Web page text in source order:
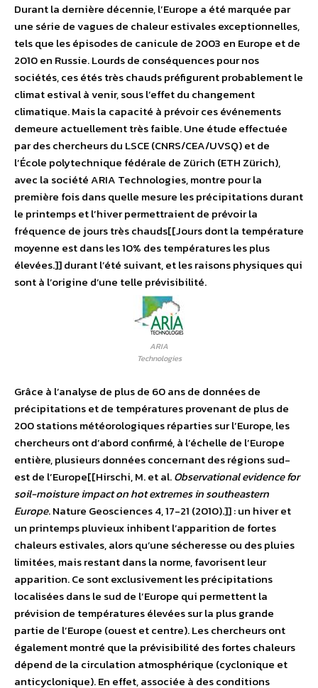
Durant la dernière décennie, l’Europe a été marquée par
une série de vagues de chaleur estivales exceptionnelles,
tels que les épisodes de canicule de 2003 en Europe et de
2010 en Russie. Lourds de conséquences pour nos
sociétés, ces étés très chauds préfigurent probablement le
climat estival à venir, sous l’effet du changement
climatique. Mais la capacité à prévoir ces événements
demeure actuellement très faible. Une étude effectuée
par des chercheurs du LSCE (CNRS/CEA/UVSQ) et de
l’École polytechnique fédérale de Zürich (ETH Zürich),
avec la société ARIA Technologies, montre pour la
première fois dans quelle mesure les précipitations durant
le printemps et l’hiver permettraient de prévoir la
fréquence de jours très chauds[[Jours dont la température
moyenne est dans les 10% des températures les plus
élevées.]] durant l’été suivant, et les raisons physiques qui
sont à l’origine d’une telle prévisibilité.
ARIA
Technologies
Grâce à l’analyse de plus de 60 ans de données de
précipitations et de températures provenant de plus de
200 stations météorologiques réparties sur l’Europe, les
chercheurs ont d’abord confirmé, à l’échelle de l’Europe
entière, plusieurs données concernant des régions sud-
est de l’Europe[[Hirschi, M. et al.Observational evidence for
soil-moisture impact on hot extremes in southeastern
Europe. Nature Geosciences 4, 17-21 (2010).]] : un hiver et
un printemps pluvieux inhibent l’apparition de fortes
chaleurs estivales, alors qu’une sécheresse ou des pluies
limitées, mais restant dans la norme, favorisent leur
apparition. Ce sont exclusivement les précipitations
localisées dans le sud de l’Europe qui permettent la
prévision de températures élevées sur la plus grande
partie de l’Europe (ouest et centre). Les chercheurs ont
également montré que la prévisibilité des fortes chaleurs
dépend de la circulation atmosphérique (cyclonique et
anticyclonique). En effet, associée à des conditions